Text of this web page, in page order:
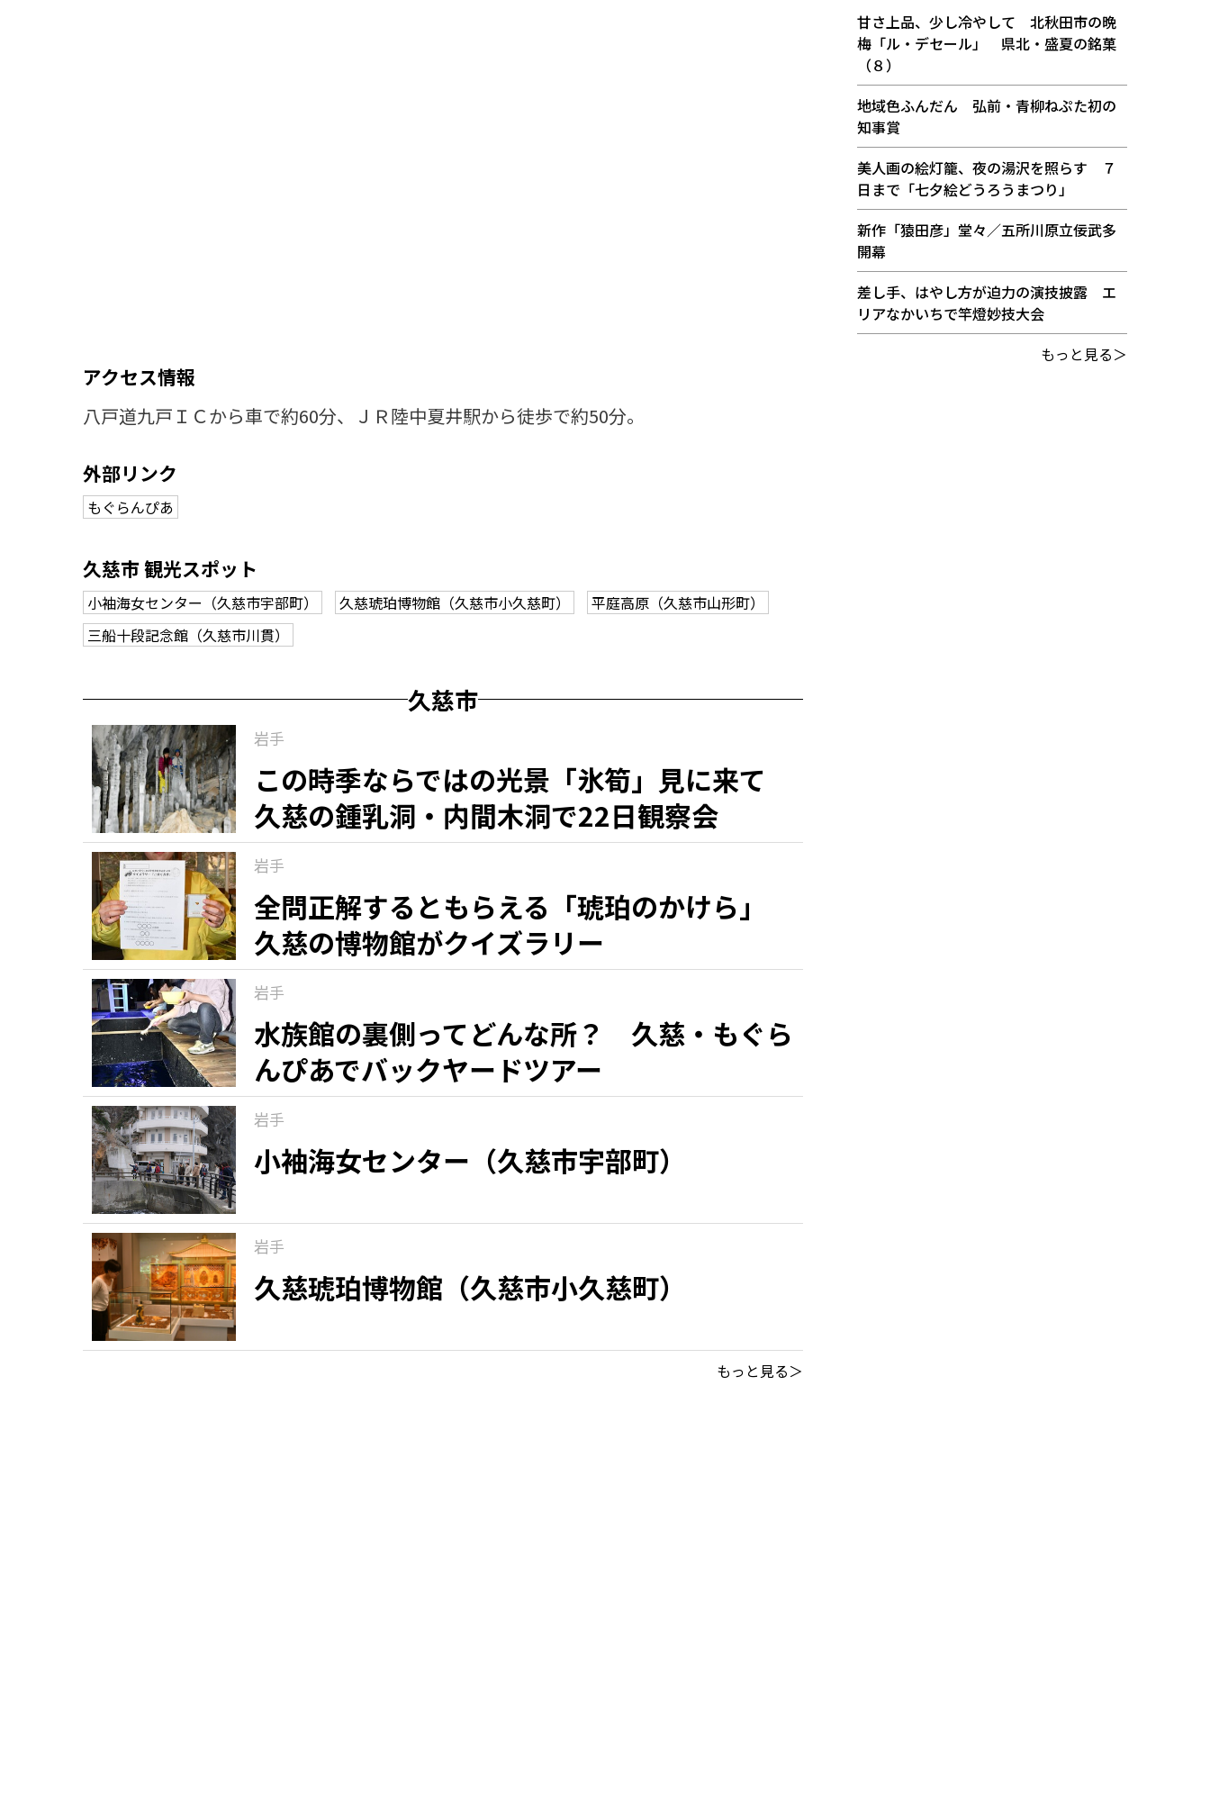
アクセス情報
八戸道九戸ＩＣから車で約60分、ＪＲ陸中夏井駅から徒歩で約50分。
外部リンク
もぐらんぴあ
久慈市 観光スポット
小袖海女センター（久慈市宇部町） 久慈琥珀博物館（久慈市小久慈町）
平庭高原（久慈市山形町）
三船十段記念館（久慈市川貫）
久慈市
岩手
この時季ならではの光景「氷筍」見に来て
久慈の鍾乳洞・内間木洞で22日観察会
岩手
全問正解するともらえる「琥珀のかけら」
久慈の博物館がクイズラリー
岩手
水族館の裏側ってどんな所？ 久慈・もぐら
んぴあでバックヤードツアー
岩手
小袖海女センター（久慈市宇部町）
岩手
久慈琥珀博物館（久慈市小久慈町）
もっと見る＞
甘さ上品、少し冷やして 北秋田市の晩
梅「ル・デセール」 県北・盛夏の銘菓
（８）
地域色ふんだん 弘前・青柳ねぷた初の
知事賞
美人画の絵灯籠、夜の湯沢を照らす ７
日まで「七夕絵どうろうまつり」
新作「猿田彦」堂々／五所川原立佞武多
開幕
差し手、はやし方が迫力の演技披露 エ
リアなかいちで竿燈妙技大会
もっと見る＞